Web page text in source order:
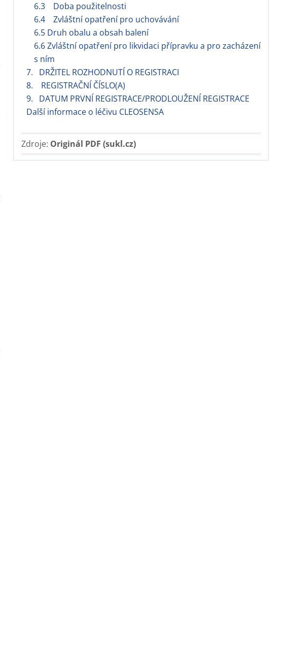
6.3 Doba použitelnosti
6.4 Zvláštní opatření pro uchovávání
6.5 Druh obalu a obsah balení
6.6 Zvláštní opatření pro likvidaci přípravku a pro zacházení
s ním
7. DRŽITEL ROZHODNUTÍ O REGISTRACI
8. REGISTRAČNÍ ČÍSLO(A)
9. DATUM PRVNÍ REGISTRACE/PRODLOUŽENÍ REGISTRACE
Další informace o léčivu CLEOSENSA
Zdroje: Originál PDF (sukl.cz)